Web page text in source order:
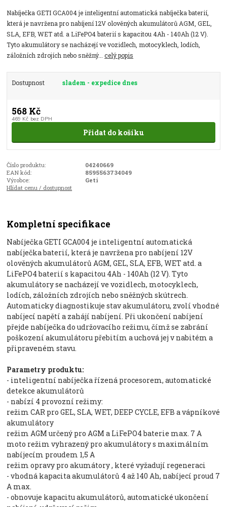
Nabíječka GETI GCA004 je inteligentní automatická nabíječka baterií,
která je navržena pro nabíjení 12V olověných akumulátorů AGM, GEL,
SLA, EFB, WET atd. a LiFePO4 baterií s kapacitou 4Ah - 140Ah (12 V).
Tyto akumulátory se nacházejí ve vozidlech, motocyklech, lodích,
záložních zdrojích nebo sněžný...celý popis
Dostupnost sladem - expedice dnes
568 Kč
469 Kč bez DPH
Přidat do košíku
Číslo produktu:
04240669
EAN kód:
8595563734049
Výrobce:
Geti
Hlídat cenu / dostupnost
Kompletní specifikace
Nabíječka GETI GCA004 je inteligentní automatická
nabíječka baterií, která je navržena pro nabíjení 12V
olověných akumulátorů AGM, GEL, SLA, EFB, WET atd. a
LiFePO4 baterií s kapacitou 4Ah - 140Ah (12 V). Tyto
akumulátory se nacházejí ve vozidlech, motocyklech,
lodích, záložních zdrojích nebo sněžných skútrech.
Automaticky diagnostikuje stav akumulátoru, zvolí vhodné
nabíjecí napětí a zahájí nabíjení. Při ukončení nabíjení
přejde nabíječka do udržovacího režimu, čímž se zabrání
poškození akumulátoru přebitím a uchová jej v nabitém a
připraveném stavu.
Parametry produktu:
- inteligentní nabíječka řízená procesorem, automatické
detekce akumulátorů
- nabízí 4 provozní režimy:
režim CAR pro GEL, SLA, WET, DEEP CYCLE, EFB a vápníkové
akumulátory
režim AGM určený pro AGM a LiFePO4 baterie max. 7 A
moto režim vyhrazený pro akumulátory s maximálním
nabíjecím proudem 1,5 A
režim opravy pro akumátory , které vyžadují regeneraci
- vhodná kapacita akumulátorů 4 až 140 Ah, nabíjecí proud 7
A max.
- obnovuje kapacitu akumulátorů, automatické ukončení